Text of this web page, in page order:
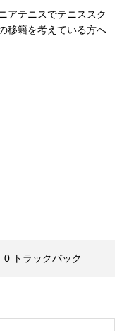
アテニスでテニススク
移籍を考えている方へ
0 トラックバック